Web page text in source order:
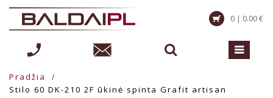
0 | 0.00 €
Pradžia
Stilo 60 DK-210 2F ūkinė spinta Grafit artisan